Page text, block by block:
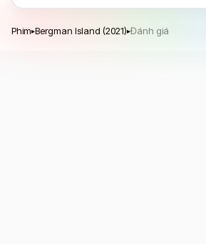
Phim▸Bergman Island (2021)▸Đánh giá